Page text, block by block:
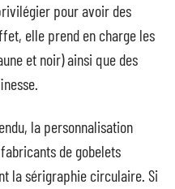
pour avoir des
elle prend en charge les
et noir) ainsi que des
la personnalisation
de gobelets
la sérigraphie circulaire. Si